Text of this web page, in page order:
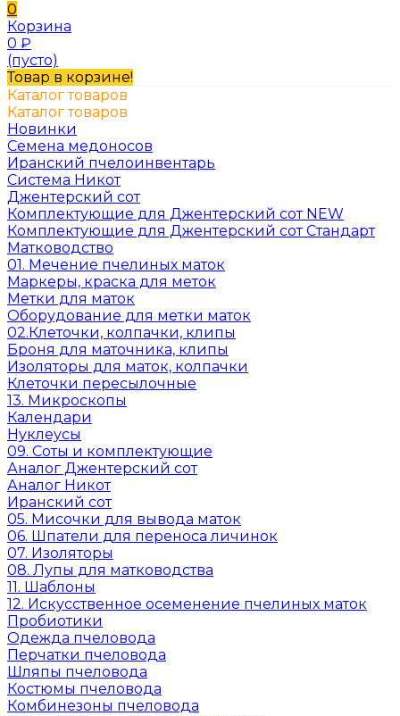
0
Корзина
0 ₽
(пусто)
Товар в корзине!
Каталог товаров
Каталог товаров
Новинки
Семена медоносов
Иранский пчелоинвентарь
Система Никот
Джентерский сот
Комплектующие для Джентерский сот NEW
Комплектующие для Джентерский сот Стандарт
Матководство
01. Мечение пчелиных маток
Маркеры, краска для меток
Метки для маток
Оборудование для метки маток
02.Клеточки, колпачки, клипы
Броня для маточника, клипы
Изоляторы для маток, колпачки
Клеточки пересылочные
13. Микроскопы
Календари
Нуклеусы
09. Соты и комплектующие
Аналог Джентерский сот
Аналог Никот
Иранский сот
05. Мисочки для вывода маток
06. Шпатели для переноса личинок
07. Изоляторы
08. Лупы для матководства
11. Шаблоны
12. Искусственное осеменение пчелиных маток
Пробиотики
Одежда пчеловода
Перчатки пчеловода
Шляпы пчеловода
Костюмы пчеловода
Комбинезоны пчеловода